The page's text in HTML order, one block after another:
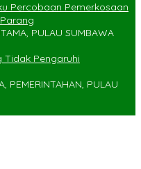
Percobaan Pemerkosaan
PULAU SUMBAWA
Tidak Pengaruhi
PEMERINTAHAN, PULAU